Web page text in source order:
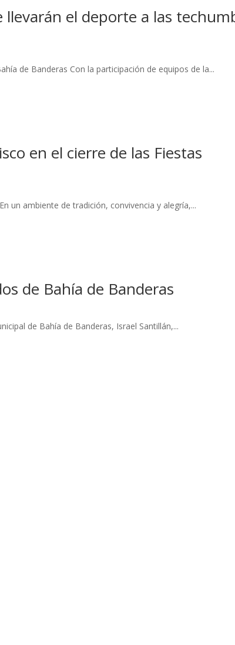
el deporte a las
de Banderas Con la participación de equipos de la...
en el cierre de las Fiestas
un ambiente de tradición, convivencia y alegría,...
de Bahía de Banderas
de Bahía de Banderas, Israel Santillán,...